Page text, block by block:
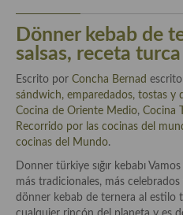
Cocina del Pacifico
Cocina filipina
Cocina de Hawái
Cocina de Madagascar
Cocina Africana
Cocina Sudafrinaca
Dönner kebab de
salsas, receta turca
Escrito por Concha Bernad
sándwich, emparedados, tostas y
Cocina de Oriente Medio, Cocina
Recorrido por las cocinas del
cocinas del Mundo.
Donner türkiye sığır kebabı
más tradicionales, más
dönner kebab de ternera al estilo